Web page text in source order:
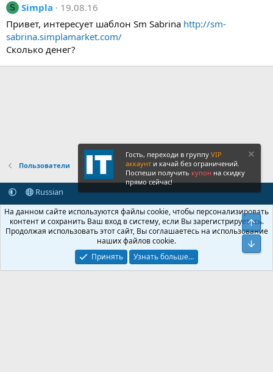
S Simpla
19.08.16
Привет, интересует шаблон Sm Sabrina http://sm-
sabrina.simplamarket.com/
Сколько денег?
Пользователи
Russian
Обратная связь
Условия и правила
Политика конфиденциальности
Помощь Главная
R
S
S
Community platform by XenForo® © 2010-2026 XenForo Ltd.
Крупнейший форум по обмену приватной информацией
© 2013-2026 ITNULL.me| XenForo® © 2026 XenForo Ltd.
Гость, переходи в группу VIP
аккаунт и качай без ограничений.
Поспеши получить купон на скидку
прямо сейчас!
На данном сайте используются файлы cookie, чтобы персонализировать
контент и сохранить Ваш вход в систему, если Вы зарегистрируетесь.
Продолжая использовать этот сайт, Вы соглашаетесь на использование
наших файлов cookie.
Принять
Узнать больше…